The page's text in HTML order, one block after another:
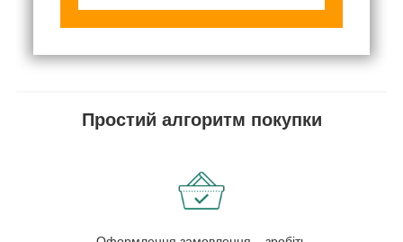
Простий алгоритм покупки